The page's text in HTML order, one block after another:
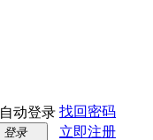
自动登录 找回密码
登录
立即注册